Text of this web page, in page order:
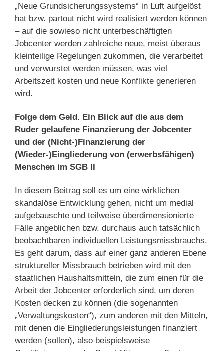
„Neue Grundsicherungssystems“ in Luft aufgelöst
hat bzw. partout nicht wird realisiert werden können
– auf die sowieso nicht unterbeschäftigten
Jobcenter werden zahlreiche neue, meist überaus
kleinteilige Regelungen zukommen, die verarbeitet
und verwurstet werden müssen, was viel
Arbeitszeit kosten und neue Konflikte generieren
wird.
Folge dem Geld. Ein Blick auf die aus dem
Ruder gelaufene Finanzierung der Jobcenter
und der (Nicht-)Finanzierung der
(Wieder-)Eingliederung von (erwerbsfähigen)
Menschen im SGB II
In diesem Beitrag soll es um eine wirklichen
skandalöse Entwicklung gehen, nicht um medial
aufgebauschte und teilweise überdimensionierte
Fälle angeblichen bzw. durchaus auch tatsächlich
beobachtbaren individuellen Leistungsmissbrauchs.
Es geht darum, dass auf einer ganz anderen Ebene
struktureller Missbrauch betrieben wird mit den
staatlichen Haushaltsmitteln, die zum einen für die
Arbeit der Jobcenter erforderlich sind, um deren
Kosten decken zu können (die sogenannten
„Verwaltungskosten“), zum anderen mit den Mitteln,
mit denen die Eingliederungsleistungen finanziert
werden (sollen), also beispielsweise